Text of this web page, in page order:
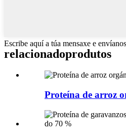
Escribe aquí a túa mensaxe e
relacionadoprodutos
Proteína de arroz